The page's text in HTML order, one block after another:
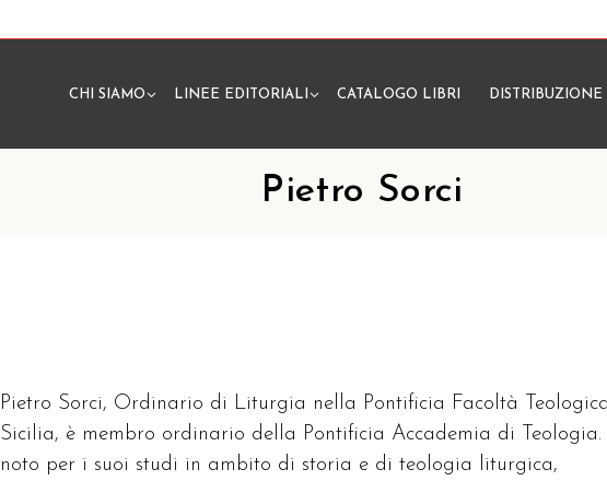
CHI SIAMO LINEE EDITORIALI CATALOGO LIBRI DISTRIBUZIONE
Pietro Sorci
Pietro Sorci, Ordinario di Liturgia nella Pontificia Facoltà
Sicilia, è membro ordinario della Pontificia Accademia di Teologia.
noto per i suoi studi in ambito di storia e di teologia liturgica,